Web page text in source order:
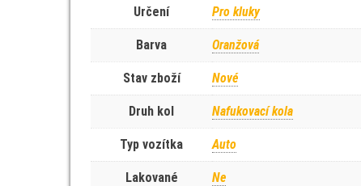
Určení Pro kluky
Barva Oranžová
Stav zboží Nové
Druh kol Nafukovací kola
Typ vozítka Auto
Lakované Ne